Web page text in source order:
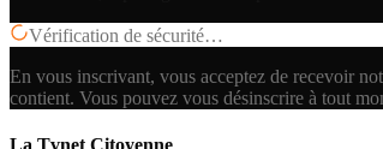
Vérification de sécurité…
En vous inscrivant, vous acceptez de recevoir
contient. Vous pouvez vous désinscrire à tout